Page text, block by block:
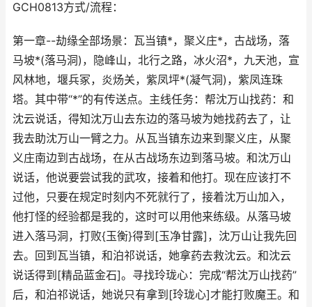
GCH0813方式/流程：
第一章--劫缘全部场景：瓦当镇*，聚义庄*，古战场，落
马坡*(落马洞)，隐峰山，北行之路，冰火沼*，九天池，宣
风林地，堰兵冢，炎炀关，紫凤坪*(凝气洞)，紫凤连珠
塔。其中带“*”的有传送点。主线任务：帮沈万山找药：和
沈云说话，得知沈万山去东边的落马坡为她找药去了，让
我去助沈万山一臂之力。从瓦当镇东边来到聚义庄，从聚
义庄南边到古战场，在从古战场东边到落马坡。和沈万山
说话，他说要尝试我的武攻，接着和他打。现在应该打不
过他，只要在规定时刻内不死就行了，接着沈万山加入，
他打怪的经验都是我的，这时可以用他来练级。从落马坡
进入落马洞，打败{玉衡}得到[玉净甘露]，沈万山让我先回
去。回到瓦当镇，和泊祁说话，她拿药去救沈云。和沈云
说话得到[精品蓝金石]。寻找玲珑心：完成“帮沈万山找药”
后，和泊祁说话，她说只有拿到[玲珑心]才能打败魔王。和